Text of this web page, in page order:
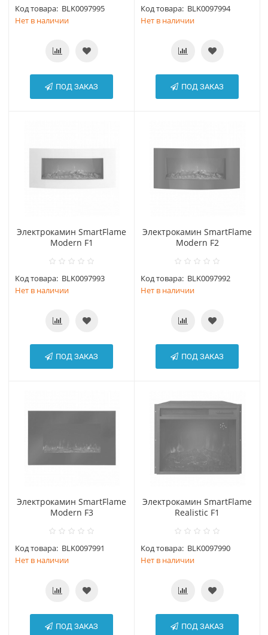
Код товара: BLK0097995
Нет в наличии
ПОД ЗАКАЗ
Код товара: BLK0097994
Нет в наличии
ПОД ЗАКАЗ
Электрокамин SmartFlame
Modern F1
Код товара: BLK0097993
Нет в наличии
ПОД ЗАКАЗ
Электрокамин SmartFlame
Modern F2
Код товара: BLK0097992
Нет в наличии
ПОД ЗАКАЗ
Электрокамин SmartFlame
Modern F3
Код товара: BLK0097991
Нет в наличии
ПОД ЗАКАЗ
Электрокамин SmartFlame
Realistic F1
Код товара: BLK0097990
Нет в наличии
ПОД ЗАКАЗ